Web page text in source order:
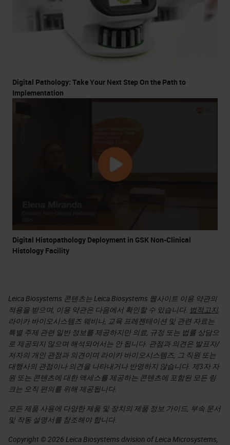
Digital Pathology: Take Your Next Step On the Path to
Implementation
Digital Histopathology Deployment in GSK Non-Clinical
Histology Facility
Leica Biosystems 콘텐츠는 Leica Biosystems 웹사이트 이용 약관의
적용을 받으며, 이용 약관은 다음에서 확인할 수 있습니다. 법적고지.
라이카 바이오시스템즈 웨비나, 교육 프레젠테이션 및 관련 자료는
특별 주제 관련 일반 정보를 제공하지만 의료, 규정 또는 법률 상담으
로 제공되지 않으며 해석되어서는 안 됩니다. 관점과 의견은 발표자/
저자의 개인 관점과 의견이며 라이카 바이오시스템즈, 그 직원 또는
대행사의 관점이나 의견을 나타내거나 반영하지 않습니다. 제3자 자
원 또는 콘텐츠에 대한 액세스를 제공하는 콘텐츠에 포함된 모든 링
크는 오직 편의를 위해 제공됩니다.
모든 제품 사용에 다양한 제품 및 장치의 제품 정보 가이드, 부속 문서
및 작동 설명서를 참조해야 합니다.
Copyright © 2026 Leica Biosystems division of Leica Microsystems,